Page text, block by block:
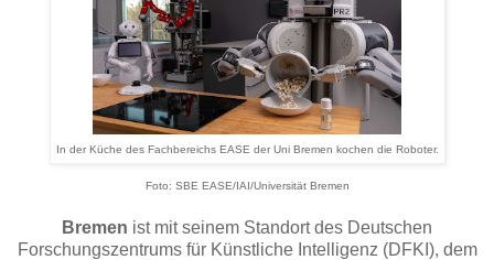
In der Küche des Fachbereichs EASE der Uni Bremen kochen die Roboter.
Foto: SBE EASE/IAI/Universität Bremen
Bremen ist mit seinem Standort des Deutschen
Forschungszentrums für Künstliche Intelligenz (DFKI), dem